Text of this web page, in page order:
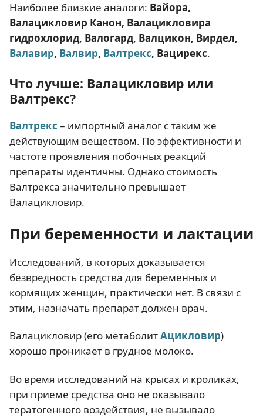
Наиболее близкие аналоги: Вайора,
Валацикловир Канон, Валацикловира
гидрохлорид, Валогард, Валцикон, Вирдел,
Валавир, Валвир, Валтрекс, Вацирекс.
Что лучше: Валацикловир или
Валтрекс?
Валтрекс – импортный аналог с таким же
действующим веществом. По эффективности и
частоте проявления побочных реакций
препараты идентичны. Однако стоимость
Валтрекса значительно превышает
Валацикловир.
При беременности и лактации
Исследований, в которых доказывается
безвредность средства для беременных и
кормящих женщин, практически нет. В связи с
этим, назначать препарат должен врач.
Валацикловир (его метаболитАцикловир)
хорошо проникает в грудное молоко.
Во время исследований на крысах и кроликах,
при приеме средства оно не оказывало
тератогенного воздействия, не вызывало